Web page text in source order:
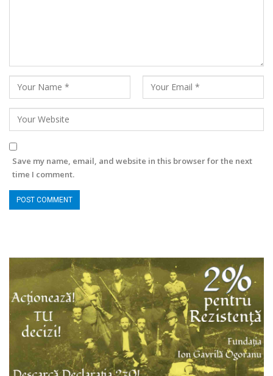
Save my name, email, and website in this browser for the next
time I comment.